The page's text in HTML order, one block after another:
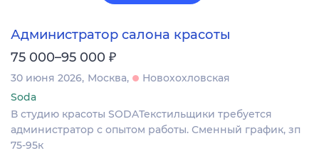
Администратор салона красоты
75 000–95 000 ₽
30 июня 2026 Москва
Новохохловская
Soda
В студию красоты SODAТекстильщики требуется
администратор с опытом работы. Сменный график, зп
75-95к